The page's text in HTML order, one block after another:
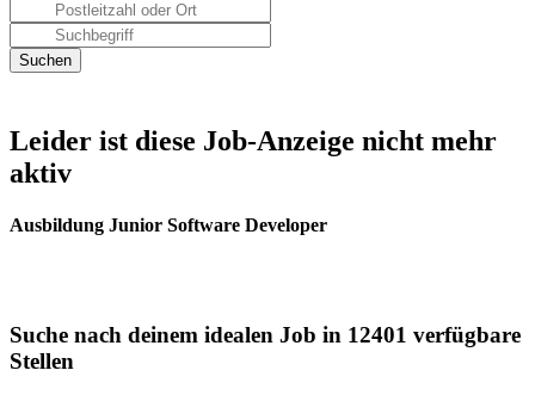
Leider ist diese Job-Anzeige nicht mehr
aktiv
Ausbildung Junior Software Developer
Suche nach deinem idealen Job in 12401 verfügbare
Stellen